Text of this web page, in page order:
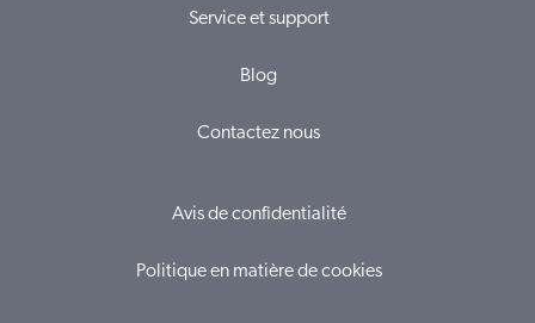
Service et support
Blog
Contactez nous
Avis de confidentialité
Politique en matière de cookies